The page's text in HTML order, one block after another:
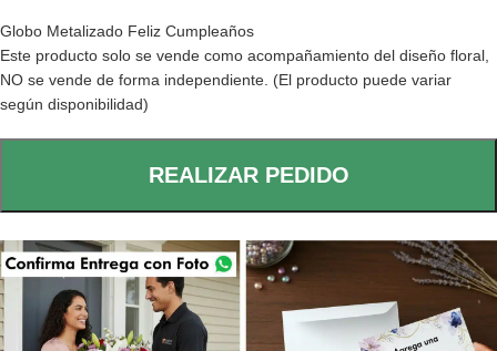
Globo Metalizado Feliz Cumpleaños
Este producto solo se vende como acompañamiento del diseño floral,
NO se vende de forma independiente. (El producto puede variar
según disponibilidad)
REALIZAR PEDIDO